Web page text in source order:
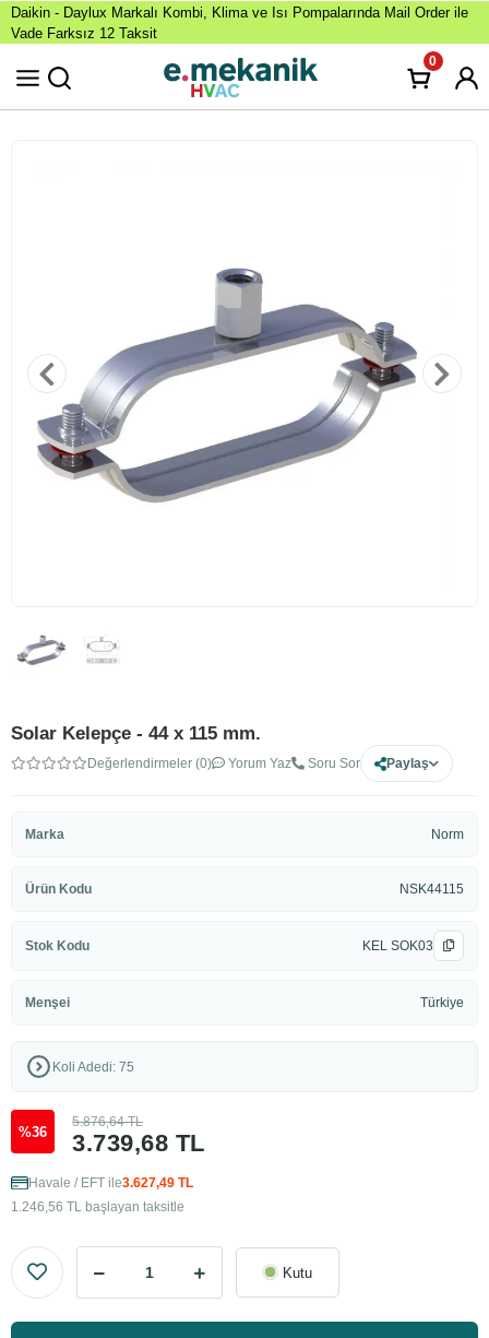
Daikin - Daylux Markalı Kombi, Klima ve Isı Pompalarında Mail Order ile
Vade Farksız 12 Taksit
0
Solar Kelepçe - 44 x 115 mm.
Değerlendirmeler (0) Yorum Yaz Soru Sor Paylaş
Marka Norm
Ürün Kodu NSK44115
Stok Kodu KEL SOK03
Menşei Türkiye
Koli Adedi: 75
%36 3.739,68 TL
5.876,64 TL
Havale / EFT ile3.627,49 TL
1.246,56 TL başlayan taksitle
Kutu